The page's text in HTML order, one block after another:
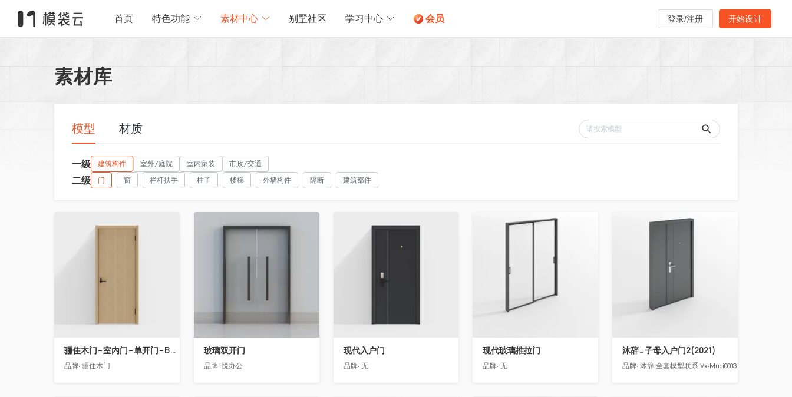
首页 特色功能 素材中心 别墅社区 学习中心 会员 登录/注册 开始设计
素材库
模型 材质
一级 建筑构件 室外/庭院 室内家装 市政/交通
二级 门 窗 栏杆扶手 柱子 楼梯 外墙构件 隔断 建筑部件
收藏
骊住木门-室内门-单开门-BFA-PP麦芽黄色
品牌: 骊住木门
收藏
玻璃双开门
品牌:悦办公
收藏
现代入户门
品牌: 无
收藏
现代玻璃推拉门
品牌:无
沐辞_子母入户门2(2021)
品牌:沐辞 全套模型联系 Vx:Muci0003